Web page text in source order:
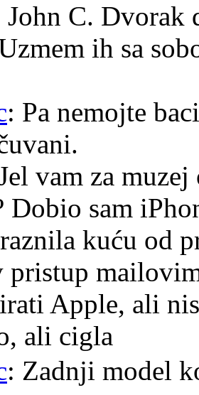
John C. Dvorak
ih sa
: Pa nemojte
vam za
Dobio sam
kuću od
pristup
Apple, ali
ali cigla
: Zadnji model